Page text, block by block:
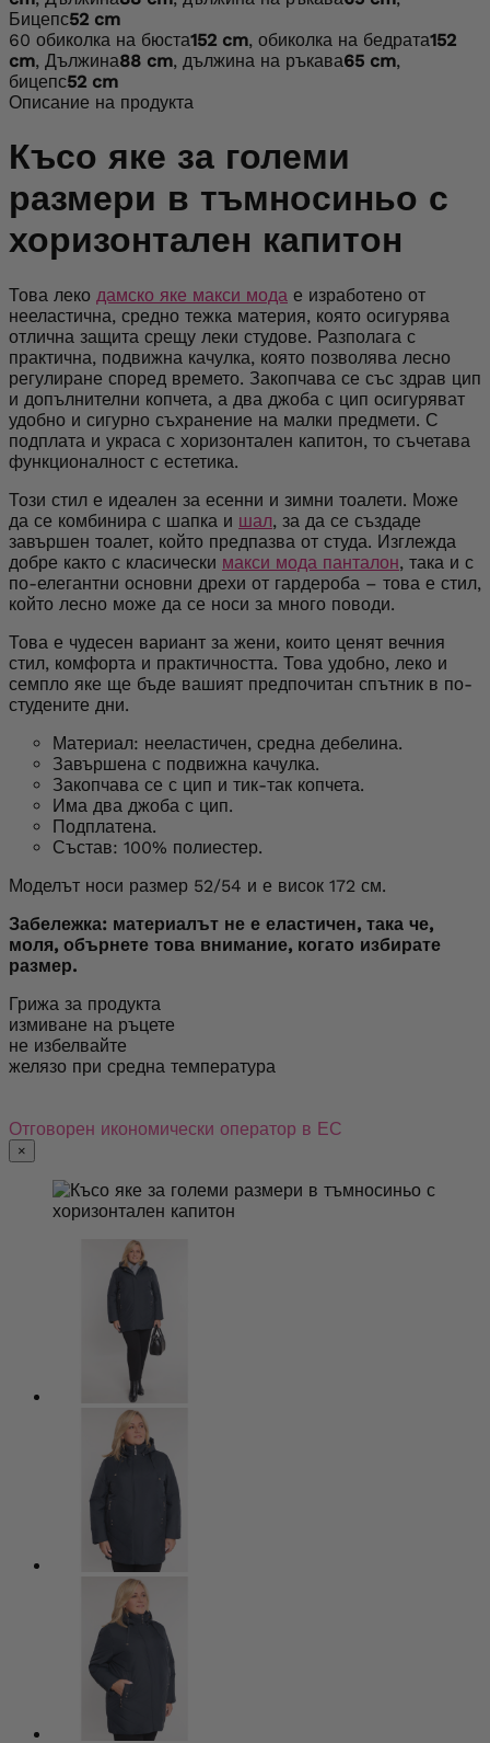
Бицепс52 cm
60 обиколка на бюста152 cm, обиколка на бедрата152
cm, Дължина88 cm, дължина на ръкава65 cm,
бицепс52 cm
Описание на продукта
Късо яке за големи
размери в тъмносиньо с
хоризонтален капитон
Това леко дамско яке макси мода е изработено от
нееластична, средно тежка материя, която осигурява
отлична защита срещу леки студове. Разполага с
практична, подвижна качулка, която позволява лесно
регулиране според времето. Закопчава се със здрав цип
и допълнителни копчета, а два джоба с цип осигуряват
удобно и сигурно съхранение на малки предмети. С
подплата и украса с хоризонтален капитон, то съчетава
функционалност с естетика.
Този стил е идеален за есенни и зимни тоалети. Може
да се комбинира с шапка и шал, за да се създаде
завършен тоалет, който предпазва от студа. Изглежда
добре както с класически макси мода панталон, така и с
по-елегантни основни дрехи от гардероба – това е стил,
който лесно може да се носи за много поводи.
Това е чудесен вариант за жени, които ценят вечния
стил, комфорта и практичността. Това удобно, леко и
семпло яке ще бъде вашият предпочитан спътник в по-
студените дни.
Материал: нееластичен, средна дебелина.
Завършена с подвижна качулка.
Закопчава се с цип и тик-так копчета.
Има два джоба с цип.
Подплатена.
Състав: 100% полиестер.
Моделът носи размер 52/54 и е висок 172 см.
Забележка: материалът не е еластичен, така че,
моля, обърнете това внимание, когато избирате
размер.
Грижа за продукта
измиване на ръцете
не избелвайте
желязо при средна температура
Отговорен икономически оператор в ЕС
×